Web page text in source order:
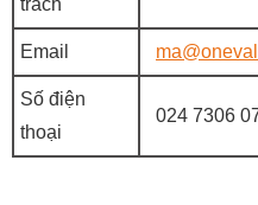
trách
Email
Số điện
thoại
024 7306